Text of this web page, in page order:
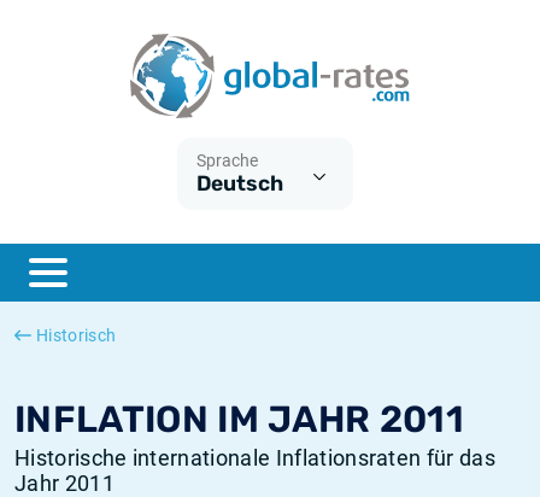
Sprache
Deutsch
Historisch
INFLATION IM JAHR 2011
Historische internationale Inflationsraten für das
Jahr 2011
ESTER
SONIA
Was ist die VPI-Inflation?
Was ist die HVPI-Inflation?
Deutsche inflation
Europäische inflation
Historische Euribor-Sätze
Historische ESTER-Sätze
Historische SOFR-Sätze
Historische SONIA-Sätze
Inflationsrechner